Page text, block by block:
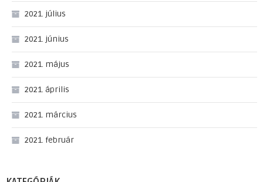
2021. július
2021. június
2021. május
2021. április
2021. március
2021. február